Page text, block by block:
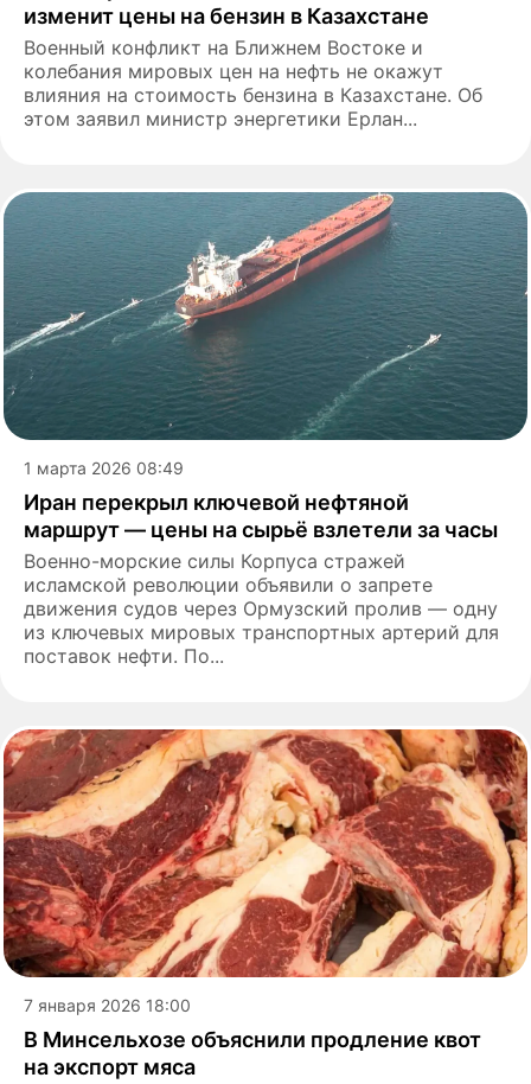
изменит цены на бензин в Казахстане
Военный конфликт на Ближнем Востоке и
колебания мировых цен на нефть не окажут
влияния на стоимость бензина в Казахстане. Об
этом заявил министр энергетики Ерлан...
1 марта 2026 08:49
Иран перекрыл ключевой нефтяной
маршрут — цены на сырьё взлетели за часы
Военно-морские силы Корпуса стражей
исламской революции объявили о запрете
движения судов через Ормузский пролив — одну
из ключевых мировых транспортных артерий для
поставок нефти. По...
7 января 2026 18:00
В Минсельхозе объяснили продление квот
на экспорт мяса